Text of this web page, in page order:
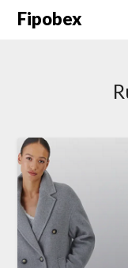
Fipobex